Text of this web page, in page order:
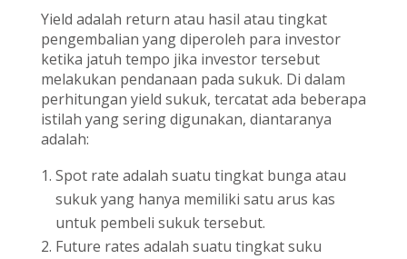
Yield adalah return atau hasil atau tingkat
pengembalian yang diperoleh para investor
ketika jatuh tempo jika investor tersebut
melakukan pendanaan pada sukuk. Di dalam
perhitungan yield sukuk, tercatat ada beberapa
istilah yang sering digunakan, diantaranya
adalah:
Spot rate adalah suatu tingkat bunga atau
sukuk yang hanya memiliki satu arus kas
untuk pembeli sukuk tersebut.
Future rates adalah suatu tingkat suku